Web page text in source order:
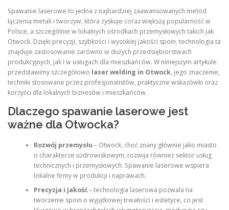
Spawanie laserowe to jedna z najbardziej zaawansowanych metod
łączenia metali i tworzyw, która zyskuje coraz większą popularność w
Polsce, a szczególnie w lokalnych ośrodkach przemysłowych takich jak
Otwock. Dzięki precyzji, szybkości i wysokiej jakości spoin, technologia ta
znajduje zastosowanie zarówno w dużych przedsiębiorstwach
produkcyjnych, jak i w usługach dla mieszkańców. W niniejszym artykule
przedstawimy szczegółowo laser welding in Otwock, jego znaczenie,
techniki stosowane przez profesjonalistów, praktyczne wskazówki oraz
korzyści dla lokalnych biznesów i mieszkańców.
Dlaczego spawanie laserowe jest
ważne dla Otwocka?
Rozwój przemysłu – Otwock, choć znany głównie jako miasto
o charakterze uzdrowiskowym, rozwija również sektor usług
technicznych i przemysłowych. Spawanie laserowe wspiera
lokalne firmy w produkcji i naprawach.
Precyzja i jakość– technologia laserowa pozwala na
tworzenie spoin o wyjątkowej trwałości i estetyce, co jest